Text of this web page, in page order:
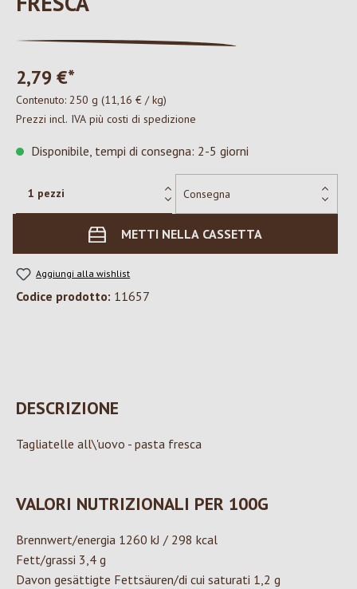
2,79 €*
Contenuto: 250 g (11,16 € / kg)
Prezzi incl. IVA più costi di spedizione
Disponibile, tempi di consegna: 2-5 giorni
METTI NELLA CASSETTA
Aggiungi alla wishlist
Codice prodotto: 11657
DESCRIZIONE
Tagliatelle all\'uovo - pasta fresca
VALORI NUTRIZIONALI PER 100G
Brennwert/energia 1260 kJ / 298 kcal
Fett/grassi 3,4 g
Davon gesättigte Fettsäuren/di cui saturati 1,2 g